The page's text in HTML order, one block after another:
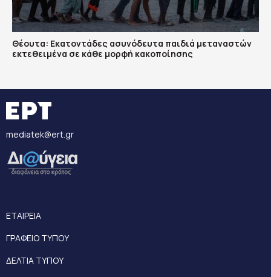
Θέουτα: Εκατοντάδες ασυνόδευτα παιδιά μεταναστών
εκτεθειμένα σε κάθε μορφή κακοποίησης
mediatek@ert.gr
ΕΤΑΙΡΕΙΑ
ΓΡΑΦΕΙΟ ΤΥΠΟΥ
ΔΕΛΤΙΑ ΤΥΠΟΥ